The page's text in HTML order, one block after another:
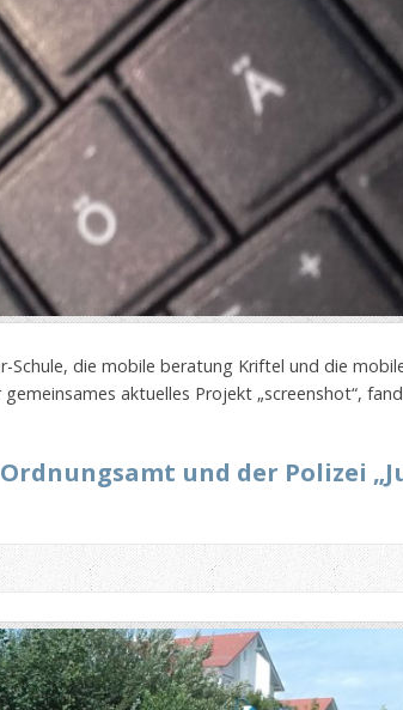
Schule, die mobile beratung Kriftel und die
aktuelles Projekt „screenshot“,
und der Polizei